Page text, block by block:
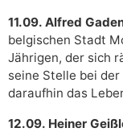
11.09. Alfred
belgischen Stadt
Jährigen, der sich
seine Stelle bei
daraufhin das
12.09. Heiner